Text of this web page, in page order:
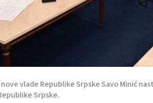
vlade Republike Srpske Savo Minić
Srpske.